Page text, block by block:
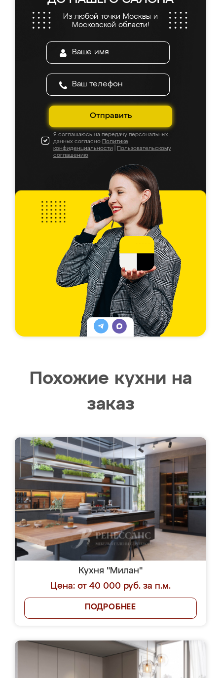
Из любой точки Москвы и
Московской области!
Отправить
Я соглашаюсь на передачу персональных
данных согласно Политике
конфиденциальности
Пользовательскому
соглашению
Похожие кухни на
заказ
Кухня "Милан"
Цена: от 40 000 руб. за п.м.
ПОДРОБНЕЕ